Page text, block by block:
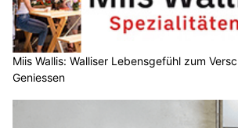
Miis Wallis: Walliser Lebensgefühl zum
Geniessen